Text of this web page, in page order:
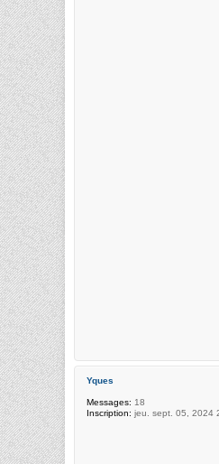
Yques
Messages: 18
Inscription: jeu. sept. 05, 2024